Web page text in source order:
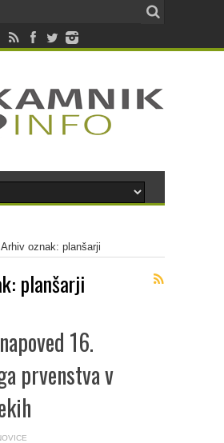
Arhiv oznak: planšarji
planšarji
16.
prvenstva v